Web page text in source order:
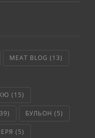
MEAT BLOG (13)
(15)
БУЛЬОН (5)
(5)